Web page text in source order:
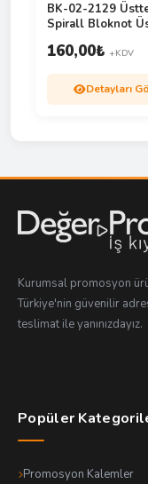
BK-02-2129
Spirall Bloknot
160,00₺ +KDV
Detayları
Kurumsal promosyon
Türkiye'nin güvenilir
teslimat ile yanınızdayız.
Popüler
Promosyon Kalemler